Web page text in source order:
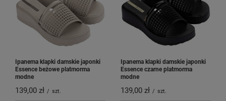
Ipanema klapki damskie japonki
Essence beżowe platmorma
modne
139,00 zł / szt.
Ipanema klapki damskie japonki
Essence czarne platmorma
modne
139,00 zł / szt.